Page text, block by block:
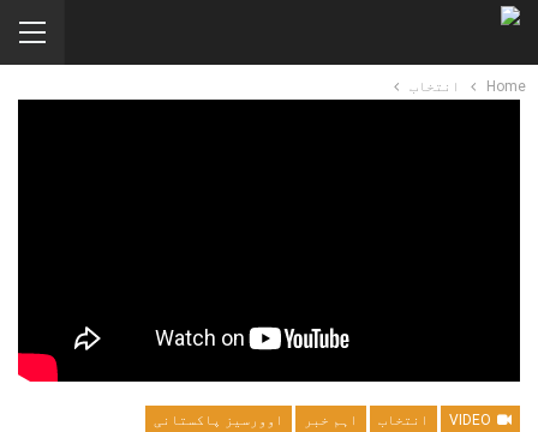
Home انتخاب
انتخاب اہم خبر اوورسیز پاکستانی